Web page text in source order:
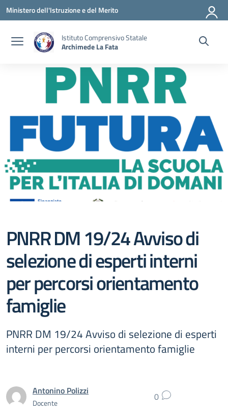
Vai ai contenuti
Vai al menu di navigazione
Vai al footer
Ministero dell'Istruzione e del Merito
Istituto Comprensivo Statale
Archimede La Fata
PNRR DM 19/24 Avviso di
selezione di esperti interni
per percorsi orientamento
famiglie
PNRR DM 19/24 Avviso di selezione di esperti
interni per percorsi orientamento famiglie
Antonino Polizzi
Docente 0